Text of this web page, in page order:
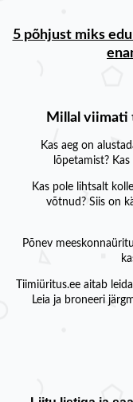
5 põhjust miks
Millal viimati
Kas aeg on
lõpetamist?
Kas pole lihtsalt
võtnud? Siis on
Põnev
Tiimiüritus.ee aitab
Leia ja broneeri